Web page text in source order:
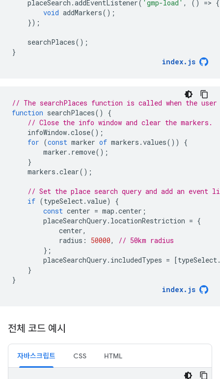
placeSearch .addEventListener( 'gmp-load' , () => {
void addMarkers();
});
searchPlaces();
}
index. js
// The searchPlaces function is called when the
function searchPlaces()
{
// Close the info window and clear the markers.
infoWindow.close();
for (const marker of markers .values())
{
marker . remove();
}
markers .clear();
// Set the place search query and add an event
if (typeSelect.value)
{
const center = map .center ;
placeSearchQuery. locationRestriction = {
center,
radius : 50000,
// 50km radius
};
placeSearchQuery. includedTypes = [typeSelect
}
}
index. js
전체 코드 예시
자바스크립트 CSS HTML